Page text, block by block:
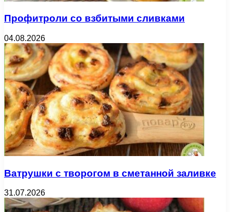
Профитроли со взбитыми сливками
04.08.2026
Ватрушки с творогом в сметанной заливке
31.07.2026